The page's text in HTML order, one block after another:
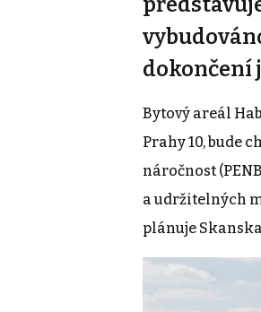
dokončení
Bytový areál
Prahy 10, bude
náročnost
a udržitelných
plánuje